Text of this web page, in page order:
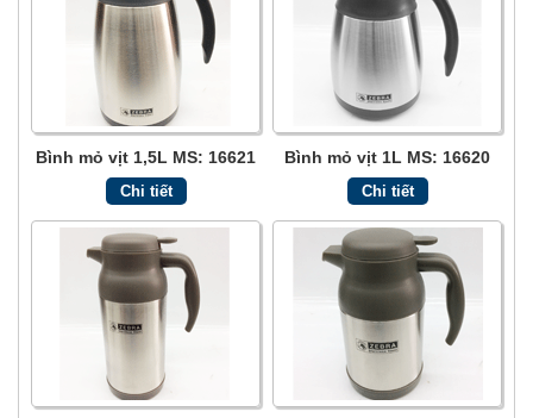
Bình mỏ vịt 1,5L MS: 16621
Chi tiết
Bình mỏ vịt 1L MS: 16620
Chi tiết